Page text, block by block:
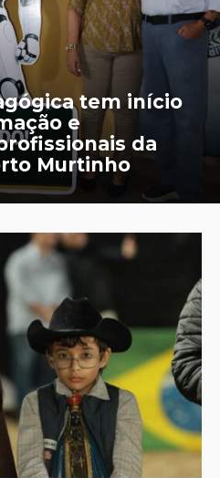
tem início
e
da
Murtinho